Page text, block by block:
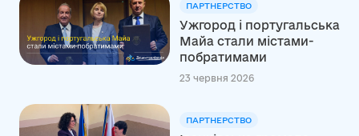
ПАРТНЕРСТВО
Ужгород і португальська
Майа стали містами-
побратимами
23 червня 2026
ПАРТНЕРСТВО